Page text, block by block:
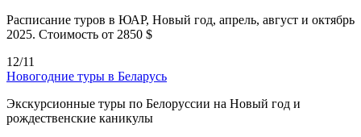
Расписание туров в ЮАР, Новый год, апрель, август и октябрь
2025. Стоимость от 2850 $
12/11
Новогодние туры в Беларусь
Экскурсионные туры по Белоруссии на Новый год и
рождественские каникулы